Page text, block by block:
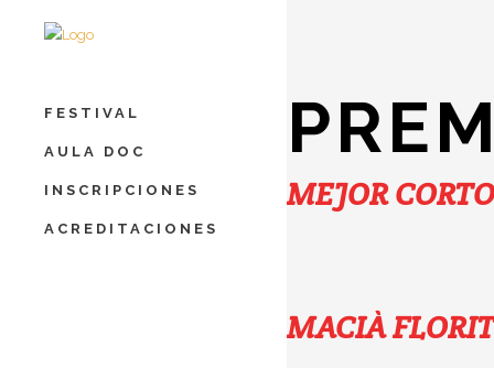
FESTIVAL
AULA DOC
INSCRIPCIONES
ACREDITACIONES
MEJOR
MACIÀ FLORIT